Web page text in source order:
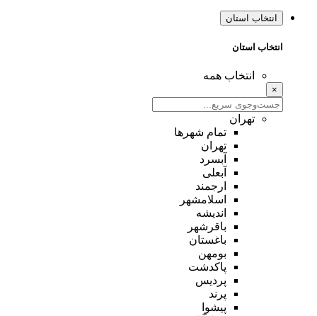
انتخاب استان
انتخاب استان
انتخاب همه
×
تهران
تمام شهر‌ها
تهران
آبسرد
آبعلی
ارجمند
اسلامشهر
اندیشه
باقرشهر
باغستان
بومهن
پاکدشت
پردیس
پرند
پیشوا